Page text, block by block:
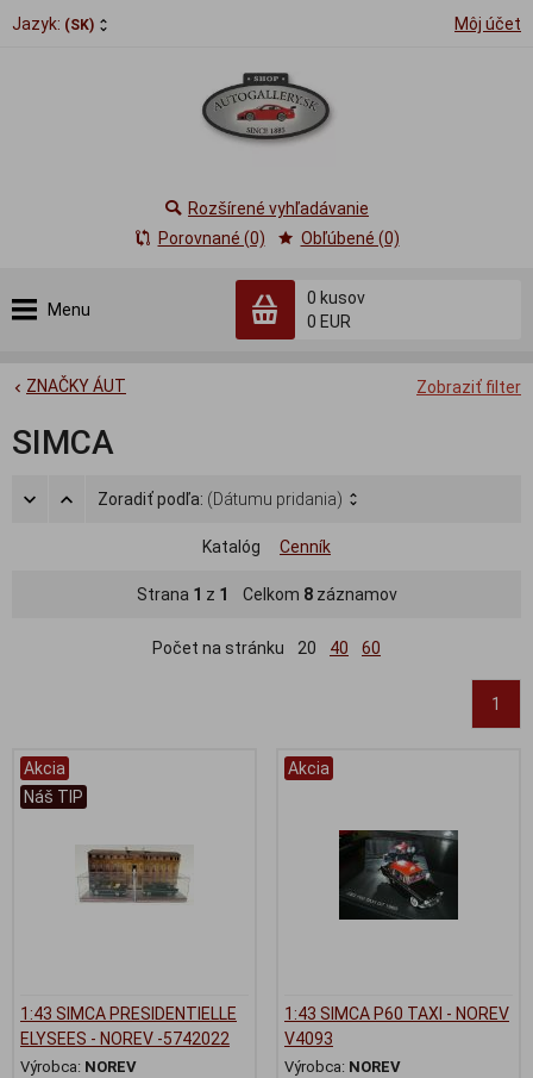
Jazyk: (SK) Môj účet
Menu
0 kusov
0 EUR
Rozšírené vyhľadávanie
Porovnané (0)
Obľúbené (0)
Zobraziť filter
ZNAČKY ÁUT
SIMCA
Zoradiť podľa: (Dátumu pridania)
Katalóg Cenník
Strana 1 z 1 Celkom 8záznamov
Počet na stránku 20 40 60
1
Akcia
Náš TIP
1:43 SIMCA PRESIDENTIELLE
ELYSEES - NOREV -5742022
Výrobca: NOREV
Akcia
1:43 SIMCA P60 TAXI - NOREV
V4093
Výrobca: NOREV